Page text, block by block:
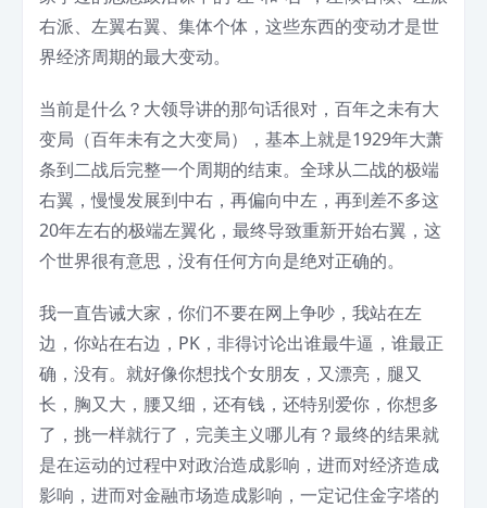
右派、左翼右翼、集体个体，这些东西的变动才是世
界经济周期的最大变动。
当前是什么？大领导讲的那句话很对，百年之未有大
变局（百年未有之大变局），基本上就是1929年大萧
条到二战后完整一个周期的结束。全球从二战的极端
右翼，慢慢发展到中右，再偏向中左，再到差不多这
20年左右的极端左翼化，最终导致重新开始右翼，这
个世界很有意思，没有任何方向是绝对正确的。
我一直告诫大家，你们不要在网上争吵，我站在左
边，你站在右边，PK，非得讨论出谁最牛逼，谁最正
确，没有。就好像你想找个女朋友，又漂亮，腿又
长，胸又大，腰又细，还有钱，还特别爱你，你想多
了，挑一样就行了，完美主义哪儿有？最终的结果就
是在运动的过程中对政治造成影响，进而对经济造成
影响，进而对金融市场造成影响，一定记住金字塔的